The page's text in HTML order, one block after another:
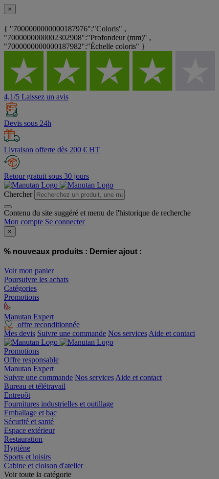
×
{ "7000000000000187976":"Coloris" ,
"7000000000002302908":"Profondeur (mm)" ,
"7000000000000187982":"Échelle coloris" }
4,1/5 Laissez un avis
Devis sous 24h
Livraison offerte dès 200 € HT
Retour gratuit sous 30 jours
Chercher
Contenu du site suggéré et menu de l'historique de recherche
Mon compte Se connecter
×
% nouveaux produits : Dernier ajout :
Voir mon panier
Poursuivre les achats
Catégories
Promotions
Manutan Expert
offre reconditionnée
Mes devis Suivre une commande Nos services Aide et contact
Promotions
Offre responsable
Manutan Expert
Suivre une commande Nos services Aide et contact
Bureau et télétravail
Entrepôt
Fournitures industrielles et outillage
Emballage et bac
Sécurité et santé
Espace extérieur
Restauration
Hygiène
Sports et loisirs
Cabine et cloison d'atelier
Voir toute la catégorie